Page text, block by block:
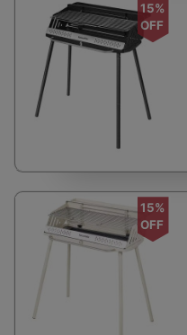
15%
OFF
15%
OFF